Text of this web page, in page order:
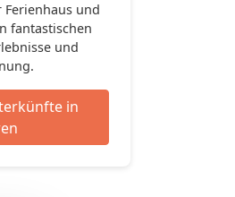
Ferienhaus und
fantastischen
und
in